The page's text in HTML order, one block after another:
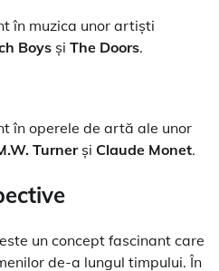
în muzica unor artiști
Boys și The Doors.
în operele de artă ale unor
Turnerși Claude Monet.
un concept fascinant care
de-a lungul timpului. În